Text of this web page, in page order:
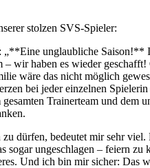
stolzen SVS-Spieler:
unglaubliche Saison!**
– wir haben es wieder geschafft!
wäre das nicht möglich
bei jeder einzelnen
gesamten Trainerteam und dem
dürfen, bedeutet mir sehr viel.
sogar ungeschlagen – feiern zu
Und ich bin mir sicher: Das